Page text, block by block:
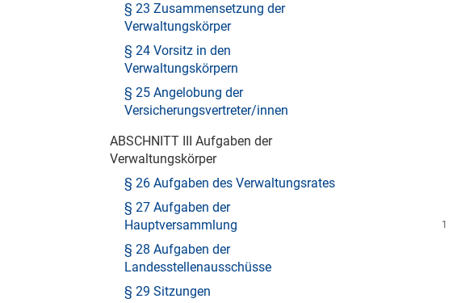
§ 23 Zusammensetzung der
Verwaltungskörper
§ 24 Vorsitz in den
Verwaltungskörpern
§ 25 Angelobung der
Versicherungsvertreter/innen
ABSCHNITT III Aufgaben der
Verwaltungskörper
§ 26 Aufgaben des Verwaltungsrates
§ 27 Aufgaben der
Hauptversammlung
§ 28 Aufgaben der
Landesstellenausschüsse
§ 29 Sitzungen
1